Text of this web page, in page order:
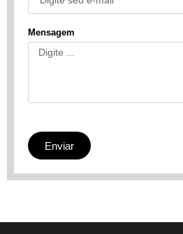
Mensagem
Enviar